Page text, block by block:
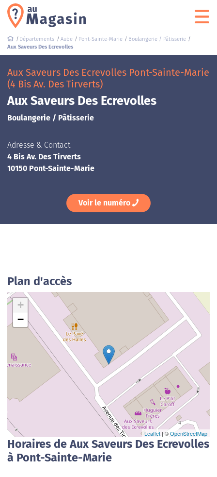
Départements Aube Pont-Sainte-Marie
Boulangerie / Pâtisserie
Aux Saveurs Des Ecrevolles
Aux Saveurs Des Ecrevolles Pont-Sainte-Marie
(4 Bis Av. Des Tirverts)
Aux Saveurs Des Ecrevolles
Boulangerie / Pâtisserie
Adresse & Contact
4 Bis Av. Des Tirverts
10150 Pont-Sainte-Marie
Voir le numéro
Plan d'accès
+
−
Leaflet | ©OpenStreetMap
Horaires de Aux Saveurs Des Ecrevolles
à Pont-Sainte-Marie